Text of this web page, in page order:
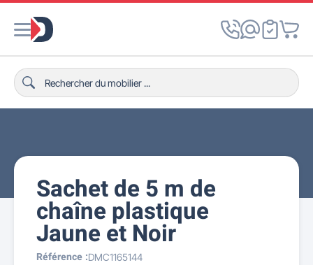
Sachet de 5 m de
chaîne plastique
Jaune et Noir
Référence :DMC1165144